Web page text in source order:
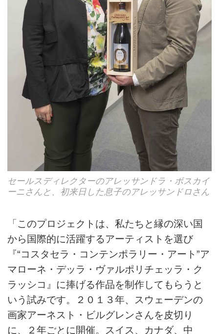
セールスディレクターのアレッサンドラ・ボスカイ
ーニさんと、初来日した息子のアレッサンドロさん
「このプロジェクトは、私たちと縁の深い国
から国際的に活躍するアーティストを選び
『“コスタセラ・コンテンポラリー・アート”ア
マローネ・デッラ・ヴァルポリチェッラ・ク
ラッシコ』に捧げる作品を制作してもらうと
いう試みです。２０１３年、スウェーデンの
画家アーネスト・ビルグレンさんを皮切り
に、２年ごとに開催。スイス、カナダ、中